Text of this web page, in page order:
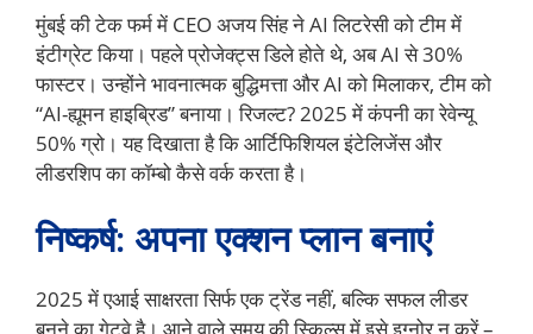
मुंबई की टेक फर्म में CEO अजय सिंह ने AI लिटरेसी को टीम में
इंटीग्रेट किया। पहले प्रोजेक्ट्स डिले होते थे, अब AI से 30%
फास्टर। उन्होंने भावनात्मक बुद्धिमत्ता और AI को मिलाकर, टीम को
“AI-ह्यूमन हाइब्रिड” बनाया। रिजल्ट? 2025 में कंपनी का रेवेन्यू
50% ग्रो। यह दिखाता है कि आर्टिफिशियल इंटेलिजेंस और
लीडरशिप का कॉम्बो कैसे वर्क करता है।
निष्कर्ष: अपना एक्शन प्लान बनाएं
2025 में एआई साक्षरता सिर्फ एक ट्रेंड नहीं, बल्कि सफल लीडर